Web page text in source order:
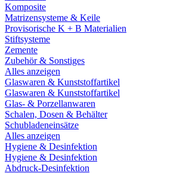
Komposite
Matrizensysteme & Keile
Provisorische K + B Materialien
Stiftsysteme
Zemente
Zubehör & Sonstiges
Alles anzeigen
Glaswaren & Kunststoffartikel
Glaswaren & Kunststoffartikel
Glas- & Porzellanwaren
Schalen, Dosen & Behälter
Schubladeneinsätze
Alles anzeigen
Hygiene & Desinfektion
Hygiene & Desinfektion
Abdruck-Desinfektion